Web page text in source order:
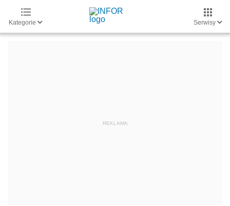
Kategorie Serwisy